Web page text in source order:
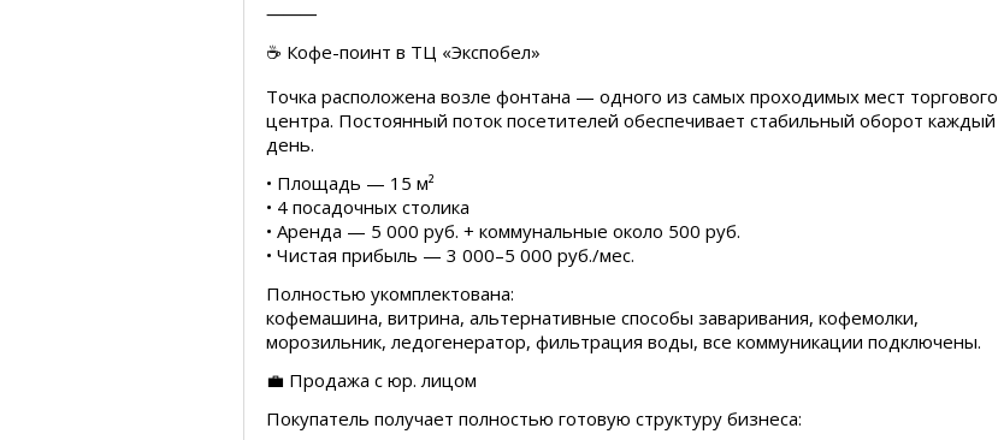
⸻
☕️ Кофе-поинт в ТЦ «Экспобел»
Точка расположена возле фонтана — одного из самых проходимых мест торгового
центра. Постоянный поток посетителей обеспечивает стабильный оборот каждый
день.
• Площадь — 15 м²
• 4 посадочных столика
• Аренда — 5 000 руб. + коммунальные около 500 руб.
• Чистая прибыль — 3 000–5 000 руб./мес.
Полностью укомплектована:
кофемашина, витрина, альтернативные способы заваривания, кофемолки,
морозильник, ледогенератор, фильтрация воды, все коммуникации подключены.
💼 Продажа с юр. лицом
Покупатель получает полностью готовую структуру бизнеса: